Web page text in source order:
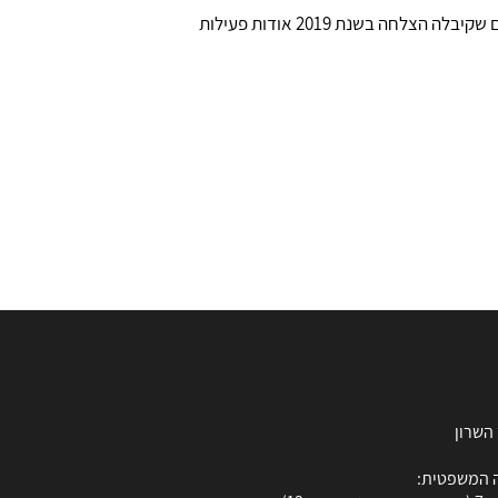
בטור סוף השבוע שלה במרקר וויק של "דה מרקר", עוסקת מירב ארלוזורוב בועדות הקבלה בישובים הקהילתיים ומזכירה נתונים שקיבלה הצלחה בשנת 2019 אודות פעילות
המשפטית: